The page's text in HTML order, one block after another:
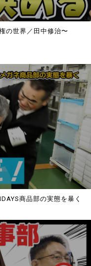
の世界／田中修治〜
商品部の実態を暴く